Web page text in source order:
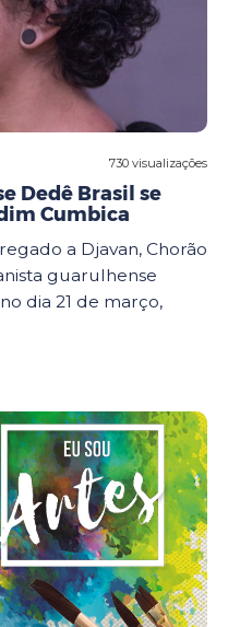
730 visualizações
Dedê Brasil se
Cumbica
a Djavan, Chorão
guarulhense
dia 21 de março,